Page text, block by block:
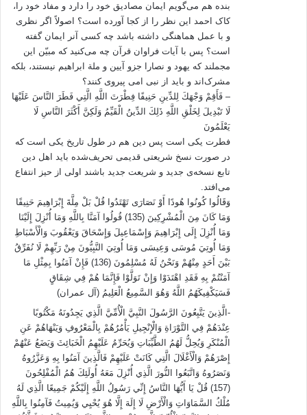
می شود آمیختگی افق ها می نامد.
افق فهم خواننده با افق فهم متن مواجه می شود، به همین دلیل چون خواننده
همواره تغییر می کند کشف معنی راستین یک متن یا اثر هنری هرگز پایان نمی
یابد. این کشف در واقع فرایندی نامتناهی است (استوری، 1389: 95_85).
حال اگر با درک گادامری دوباره سراغ سوال برویم، خواهیم دید که اختلاف
برداشتها امری طبیعی است. و تلاش برای متهم کردن دیگران به نفهمی و
خیانت امری سطحی و غیر منطقی است. البته این مسئله سابقه تاریخی دارد و
مختص جامعه ما به تنهایی نیست، قرنها پیش « توماس پین » با شعار « ذهن من
کلیسای من است» به جنگ کسانی رفته که انتظار داشتند مردم تنها برداشت
آنها را از دین و کتاب مقدس بپذیرند.
اندیشه های کاک احمد وجود دارد و دلیل قانع کننده بر وجود این این اختلافات،
وجود جریانهای مختلفی است که خود را وارث راستین مکتب قرآن می دانند، که
شاخصترین آنها طیف سعدی قریشی و طیف حسن امینی می باشد، به هر
صورت وجود این اختلافات ناشی از ذات جریان مکتب قرآن و اندیشه های کاک
احمد نیست بلکه ناشی از افق فهم های مختلف در فهم متون وآثار به جای مانده
از ایشان است، وهیچ دلیل قانع کننده ای برای برتری فهم هیچ یک بر دیگری
وجود ندارد، و همانطور که گادامر می گوید این اختلاف برداشتها امر طبیعی و
غیر قابل انکار است. چنانکه اینجانب بسیاری از افرادی که طیف سعدی قریشی
هستند را می شناسم که به معنی واقعی کلمه به فهم اندیشه های کاک احمد
دست یافته اند و به آموزه های او در زندگی عمل می کنند و در مقابل در طیف
حسن امینی کم نیستند افراد عالم و دانا که افق فهم آنها با افق فهم کاک احمد
حال اگر کسی اهل منطق و استدلال باشد لازم نیست تا هر وقت
دیدگاه مخالف او در مورد یک متن صادر شد، فرد مورد نظر را با قبیحانه ترین
الفاظ مورد هجوم قرار دهد. براستی اگر بنده به قول بعضی از دوستان به خاطر
برداشت غلط از اندیشه کاک احمد خائنم! تکلیف دوستان شما که در حول
بنده‌ هم می‌گویم ایمان مصادیق خود را دارد و مفاد خود را،
کاک احمد این نظر را از کجا آورده‌ است؟ اصولاً اگر نظری
و با عمل هماهنگی داشته باشد چه کسی آنر ایمان گفته
است؟ پس با آیات فراوان قرآن چه‌ می‌کنید که‌ مبیّن این
مجملند که‌ یهود و نصارا جزو آیین و ملة ابراهیم نیستند، بلکه‌
مشرک‌اند و باید از نبی امی پیروی کنند؟
– فَأَقِمْ وَجْهَكَ لِلدِّينِ حَنِيفًا فِطْرَتَ اللَّهِ الَّتِي فَطَرَ النَّاسَ عَلَيْهَا
لَا تَبْدِيلَ لِخَلْقِ اللَّهِ ذَلِكَ الدِّينُ الْقَيِّمُ وَلَكِنَّ أَكْثَرَ النَّاسِ لَا
يَعْلَمُونَ
فطرت یکی است پس دین هم در طول تاریخ یکی است که‌
در صورت نسخ شریعتی قدیمی تحریف‌شده‌ باید اهل دین
تابع نسخه‌ی جدید و شریعت جدید باشند اولی از حیز انتفاع
می‌افتد.
وَقَالُوا كُونُوا هُودًا أَوْ نَصَارَى تَهْتَدُوا قُلْ بَلْ مِلَّةَ إِبْرَاهِيمَ حَنِيفًا
وَمَا كَانَ مِنَ الْمُشْرِكِينَ (135) قُولُوا آمَنَّا بِاللَّهِ وَمَا أُنْزِلَ إِلَيْنَا
وَمَا أُنْزِلَ إِلَى إِبْرَاهِيمَ وَإِسْمَاعِيلَ وَإِسْحَاقَ وَيَعْقُوبَ وَالْأَسْبَاطِ
وَمَا أُوتِيَ مُوسَى وَعِيسَى وَمَا أُوتِيَ النَّبِيُّونَ مِنْ رَبِّهِمْ لَا نُفَرِّقُ
بَيْنَ أَحَدٍ مِنْهُمْ وَنَحْنُ لَهُ مُسْلِمُونَ (136) فَإِنْ آمَنُوا بِمِثْلِ مَا
آمَنْتُمْ بِهِ فَقَدِ اهْتَدَوْا وَإِنْ تَوَلَّوْا فَإِنَّمَا هُمْ فِي شِقَاقٍ
فَسَيَكْفِيكَهُمُ اللَّهُ وَهُوَ السَّمِيعُ الْعَلِيمُ (‌آل عمران)
-الَّذِينَ يَتَّبِعُونَ الرَّسُولَ النَّبِيَّ الْأُمِّيَّ الَّذِي يَجِدُونَهُ مَكْتُوبًا
عِنْدَهُمْ فِي التَّوْرَاةِ وَالْإِنْجِيلِ يَأْمُرُهُمْ بِالْمَعْرُوفِ وَيَنْهَاهُمْ عَنِ
الْمُنْكَرِ وَيُحِلُّ لَهُمُ الطَّيِّبَاتِ وَيُحَرِّمُ عَلَيْهِمُ الْخَبَائِثَ وَيَضَعُ عَنْهُمْ
إِصْرَهُمْ وَالْأَغْلَالَ الَّتِي كَانَتْ عَلَيْهِمْ فَالَّذِينَ آمَنُوا بِهِ وَعَزَّرُوهُ
وَنَصَرُوهُ وَاتَّبَعُوا النُّورَ الَّذِي أُنْزِلَ مَعَهُ أُولَئِكَ هُمُ الْمُفْلِحُونَ
(157) قُلْ يَا أَيُّهَا النَّاسُ إِنِّي رَسُولُ اللَّهِ إِلَيْكُمْ جَمِيعًا الَّذِي لَهُ
مُلْكُ السَّمَاوَاتِ وَالْأَرْضِ لَا إِلَهَ إِلَّا هُوَ يُحْيِي وَيُمِيتُ فَآمِنُوا بِاللَّهِ